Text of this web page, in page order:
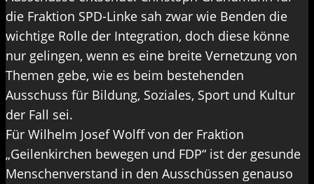
die Fraktion SPD-Linke sah zwar wie Benden die
wichtige Rolle der Integration, doch diese könne
nur gelingen, wenn es eine breite Vernetzung von
Themen gebe, wie es beim bestehenden
Ausschuss für Bildung, Soziales, Sport und Kultur
der Fall sei.
Für Wilhelm Josef Wolff von der Fraktion
„Geilenkirchen bewegen und FDP“ ist der gesunde
Menschenverstand in den Ausschüssen genauso